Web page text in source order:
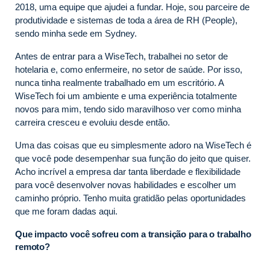
2018, uma equipe que ajudei a fundar. Hoje, sou parceire de
produtividade e sistemas de toda a área de RH (People),
sendo minha sede em Sydney.
Antes de entrar para a WiseTech, trabalhei no setor de
hotelaria e, como enfermeire, no setor de saúde. Por isso,
nunca tinha realmente trabalhado em um escritório. A
WiseTech foi um ambiente e uma experiência totalmente
novos para mim, tendo sido maravilhoso ver como minha
carreira cresceu e evoluiu desde então.
Uma das coisas que eu simplesmente adoro na WiseTech é
que você pode desempenhar sua função do jeito que quiser.
Acho incrível a empresa dar tanta liberdade e flexibilidade
para você desenvolver novas habilidades e escolher um
caminho próprio. Tenho muita gratidão pelas oportunidades
que me foram dadas aqui.
Que impacto você sofreu com a transição para o trabalho
remoto?